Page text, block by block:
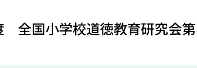
全国小学校道徳教育研究会